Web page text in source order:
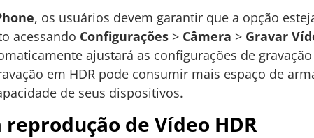
, os usuários devem garantir que a opção
acessando Configurações > Câmera > Gravar
ajustará as configurações de
em HDR pode consumir mais espaço de
de seus dispositivos.
de Vídeo HDR